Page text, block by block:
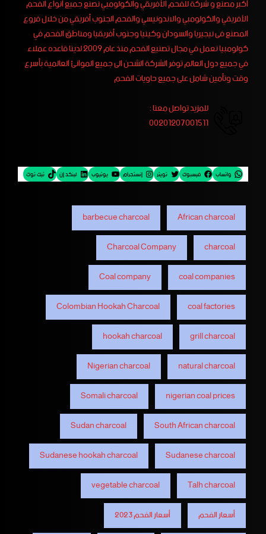
الأفريقي والكولومبي والاندونيسي والفحم الجنوب أفريقي من خلال فروع
المصنع فى نيجيريا والسودان وكينيا وجنوب أفريقيا ومناطق الفحم في
كولومبيا نعمل في مجال تصنيع الفحم منذ عام 2009 لدينا قاعده عملاء
في جميع دول العالم توفر الشركة الشحن الى جميع الموانئ العالمية بأسرع
وقت وتأمين شامل على جميع حاويات الفحم
للمزيد تواصل معنا :
00201207001511
واتساب فيسبوك تويتر إنستجرام يوتيوب لينكد إن تيك توك
African charcoal
barbecue charcoal
charcoal
Charcoal Company
coal companies
Coal company
coal factories
Colombian Hookah Charcoal
grill charcoal
hookah charcoal
natural charcoal
Nigerian charcoal
nigerian coal prices
Somali charcoal
South African charcoal
Sudan charcoal
Sudanese charcoal
Sudanese hookah charcoal
Talh charcoal
vegetable charcoal
أسعار الفحم
أسعار الفحم 2023